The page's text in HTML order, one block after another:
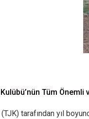
Tüm Önemli
tarafından yıl